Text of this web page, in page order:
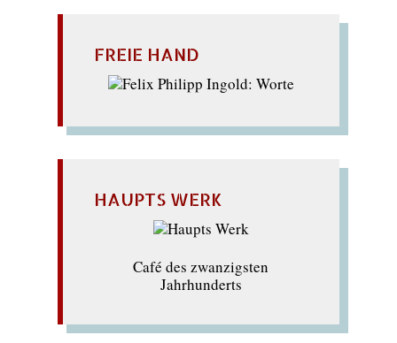
FREIE HAND
HAUPTS WERK
Café des zwanzigsten
Jahrhunderts